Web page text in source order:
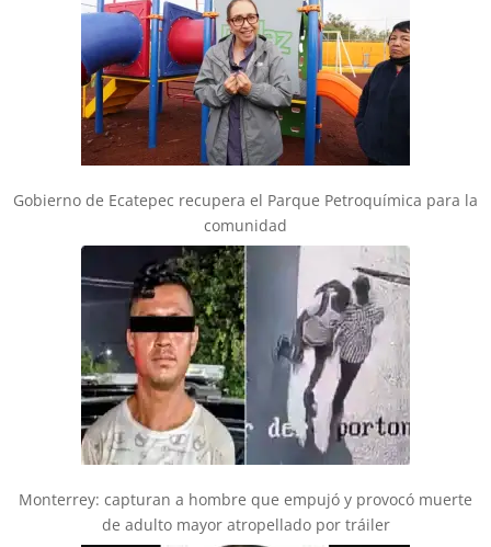
Gobierno de Ecatepec recupera el Parque Petroquímica para la
comunidad
Monterrey: capturan a hombre que empujó y provocó muerte
de adulto mayor atropellado por tráiler